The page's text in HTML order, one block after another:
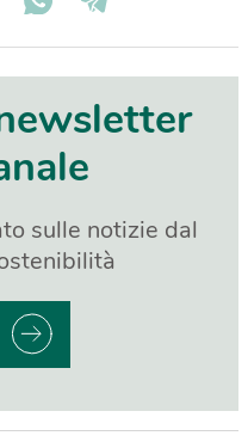
sulle notizie dal